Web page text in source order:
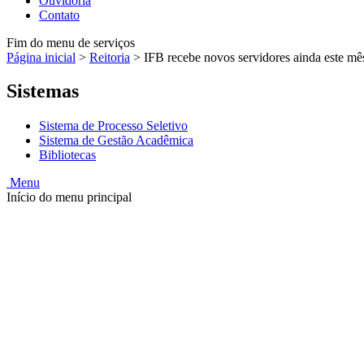
Contato
Fim do menu de serviços
Página inicial > Reitoria > IFB recebe novos servidores ainda este
Sistemas
Sistema de Processo Seletivo
Sistema de Gestão Acadêmica
Bibliotecas
Menu
Início do menu principal